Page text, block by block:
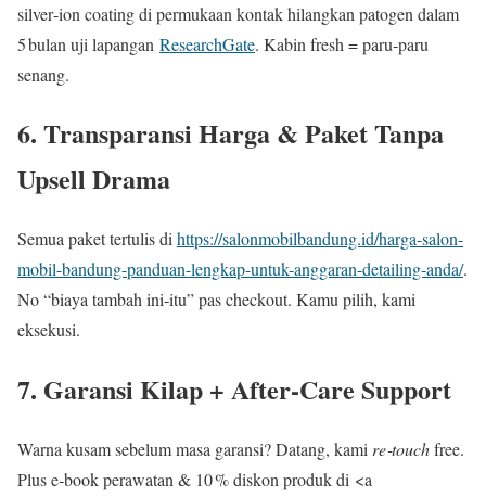
silver‑ion coating di permukaan kontak hilangkan patogen dalam
5 bulan uji lapangan ResearchGate. Kabin fresh = paru‑paru
senang.
6. Transparansi Harga & Paket Tanpa
Upsell Drama
Semua paket tertulis dihttps://salonmobilbandung.id/harga-salon-
mobil-bandung-panduan-lengkap-untuk-anggaran-detailing-anda/.
No “biaya tambah ini‑itu” pas checkout. Kamu pilih, kami
eksekusi.
7. Garansi Kilap + After‑Care Support
Warna kusam sebelum masa garansi? Datang, kami re‑touchfree.
Plus e‑book perawatan & 10 % diskon produk di <a